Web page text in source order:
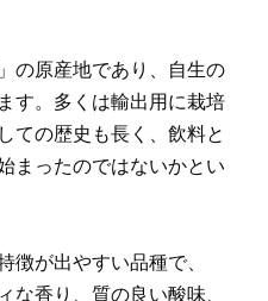
の原産地であり、自生の
す。多くは輸出用に栽培
ての歴史も長く、飲料と
まったのではないかとい
徴が出やすい品種で、
な香り、質の良い酸味、